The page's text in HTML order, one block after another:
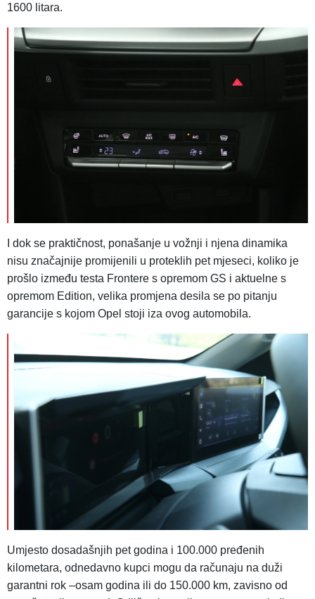
1600 litara.
I dok se praktičnost, ponašanje u vožnji i njena dinamika
nisu značajnije promijenili u proteklih pet mjeseci, koliko je
prošlo između testa Frontere s opremom GS i aktuelne s
opremom Edition, velika promjena desila se po pitanju
garancije s kojom Opel stoji iza ovog automobila.
Umjesto dosadašnjih pet godina i 100.000 pređenih
kilometara, odnedavno kupci mogu da računaju na duži
garantni rok –osam godina ili do 150.000 km, zavisno od